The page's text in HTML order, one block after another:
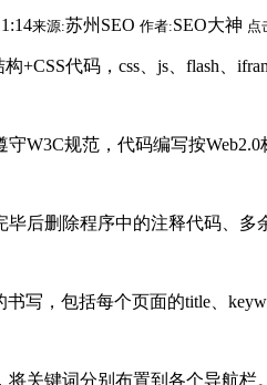
来源:苏州SEO 作者:SEO大神 点
+CSS代码，css、js、flash、
规范，代码编写按Web2.0
后删除程序中的注释代码、多
，包括每个页面的title、
将关键词分别布置到各个导航